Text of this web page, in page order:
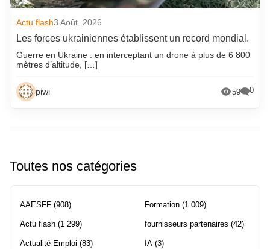
Actu flash3 Août. 2026
Les forces ukrainiennes établissent un record mondial.
Guerre en Ukraine : en interceptant un drone à plus de 6 800
mètres d’altitude, […]
piwi 59 0
Toutes nos catégories
AAESFF (908)
Actu flash (1 299)
Actualité Emploi (83)
Formation (1 009)
fournisseurs partenaires (42)
IA (3)